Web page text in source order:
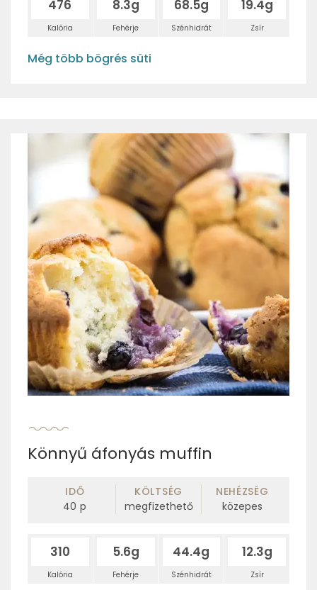
476
Kalória
8.3g
Fehérje
68.5g
Szénhidrát
19.4g
Zsír
Még több bögrés süti
Könnyű áfonyás muffin
IDŐ
40 p
KÖLTSÉG
megfizethető
NEHÉZSÉG
közepes
310
Kalória
5.6g
Fehérje
44.4g
Szénhidrát
12.3g
Zsír